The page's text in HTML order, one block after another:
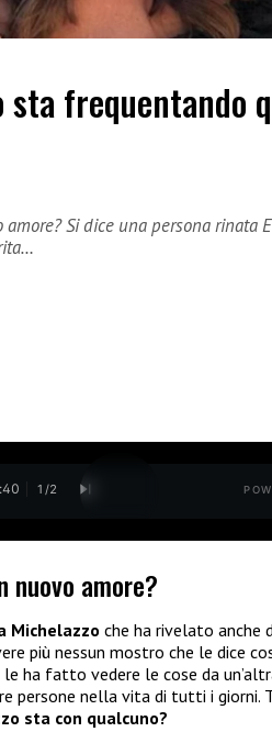
sta frequentando
Si dice una persona rinata
1 /2
nuovo amore?
Michelazzo che ha rivelato anche
più nessun mostro che le dice
ha fatto vedere le cose da
persone nella vita di tutti i giorni.
sta con qualcuno?